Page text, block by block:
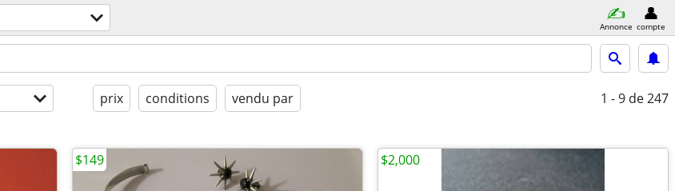
Annonce compte
prix conditions vendu par 1 - 9 de 247
$149 $2,000